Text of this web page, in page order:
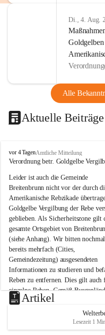
Di., 4. Aug.
Alle
Aktuelle Beiträge
B
r
i
t
e
n
b
r
u
n
n
a
m
N
e
u
s
d
vor 4 TagenAmtliche Mitteilung
Verordnung betr. Goldgelbe
Leider ist auch die Gemeinde
Breitenbrunn nicht vor der durch
Amerikanische Rebzikade
Goldgelbe Vergilbung der Rebe
geblieben. Als Sicherheitszone gilt
gesamte Ortsgebiet von
(siehe Anhang). Wir bitten
bereits mehrfach (Cities,
Gemeindezeitung) ausgesendeten
Informationen zu studieren und
Reben zu entfernen. Dies gilt auch
einzelne Reben. Gemäß
Weinbaugesetz sind nicht gepflegte
unzulässige Weingärten zu roden!
helfen wir zusammen um unsere
vor den prognostizierten
Artikel
Lesezeit 1